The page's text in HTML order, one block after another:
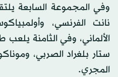
وفي المجموعة السابعة
نانت الفرنسي،
الألماني، وفي الثامنة
ستار بلغراد الصربي،
المجري.